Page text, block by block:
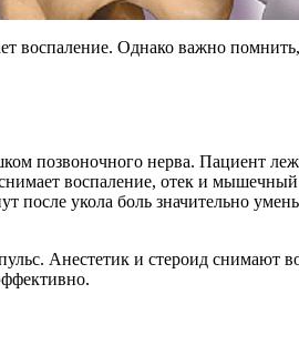
воспаление. Однако важно помнить,
позвоночного нерва. Пациент
воспаление, отек и
после укола боль значительно
Анестетик и стероид снимают